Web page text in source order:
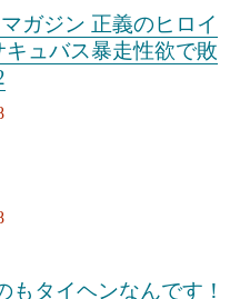
ガジン 正義のヒロイ
キュバス暴走性欲で敗
もタイヘンなんです！